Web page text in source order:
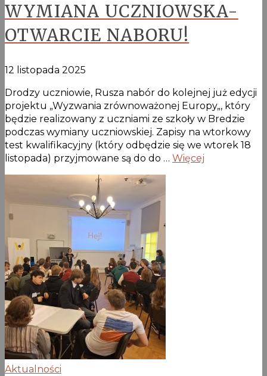
WYMIANA UCZNIOWSKA-
OTWARCIE NABORU!
12 listopada 2025
Drodzy uczniowie, Rusza nabór do kolejnej już edycji
projektu „Wyzwania zrównoważonej Europy„, który
będzie realizowany z uczniami ze szkoły w Bredzie
podczas wymiany uczniowskiej. Zapisy na wtorkowy
test kwalifikacyjny (który odbędzie się we wtorek 18
listopada) przyjmowane są do do … Więcej
Aktualności